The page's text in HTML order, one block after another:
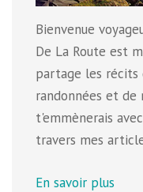
Bienvenue
De La Route est
partage les récits
randonnées et de
t'emmènerais
travers mes
En savoir plus